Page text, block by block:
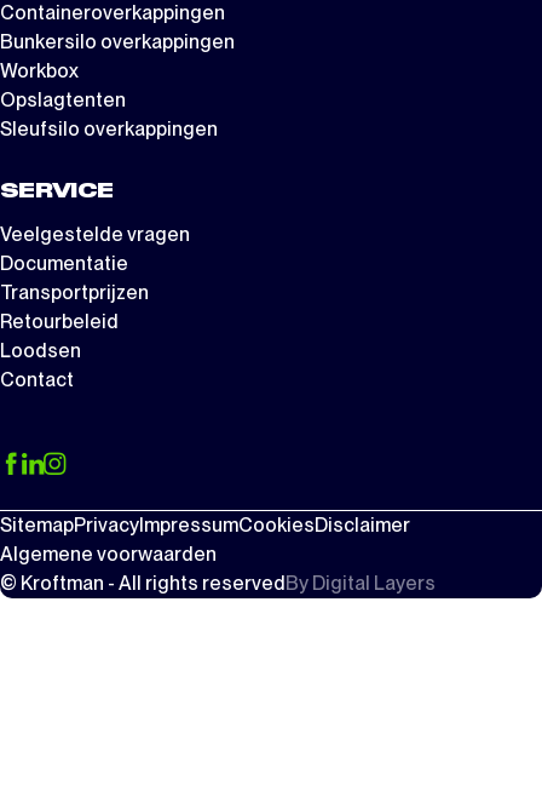
Containeroverkappingen
Bunkersilo overkappingen
Workbox
Opslagtenten
Sleufsilo overkappingen
SERVICE
Veelgestelde vragen
Documentatie
Transportprijzen
Retourbeleid
Loodsen
Contact
SitemapPrivacy ImpressumCookiesDisclaimer
Algemene voorwaarden
© Kroftman - All rights reserved By Digital Layers